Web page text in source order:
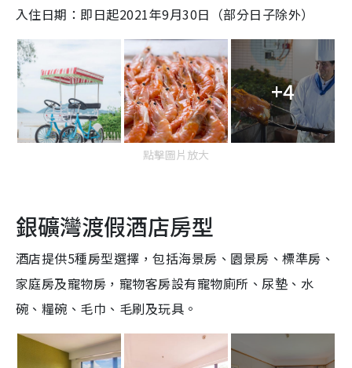
入住日期：即日起2021年9月30日（部分日子除外）
+4
點擊圖片放大
銀礦灣渡假酒店房型
酒店提供5種房型選擇，包括海景房、園景房、標準房、
家庭房及寵物房，寵物客房設有寵物廁所、尿墊、水
碗、糧碗、毛巾、毛刷及玩具。